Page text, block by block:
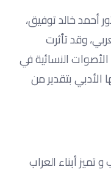
أحمد خالد توفيق،
وقد تأثرت
النسائية في
الأدبي بتقدير من
تميز أبناء العراب